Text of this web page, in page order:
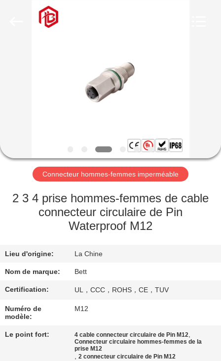
DE
NOUS
VISITE
D'USINE
DE
QUALITÉ
PLAN
DU
SITE
Connecteur hommes-femmes imperméable
2 3 4 prise hommes-femmes de cable
connecteur circulaire de Pin
Waterproof M12
Lieu d'origine: La Chine
Nom de marque: Bett
Certification: UL，CCC，ROHS，CE，TUV
Numéro de
modèle:
M12
Le point fort: 4 cable connecteur circulaire de Pin M12,
Connecteur circulaire hommes-femmes de la
prise M12
,2 connecteur circulaire de Pin M12